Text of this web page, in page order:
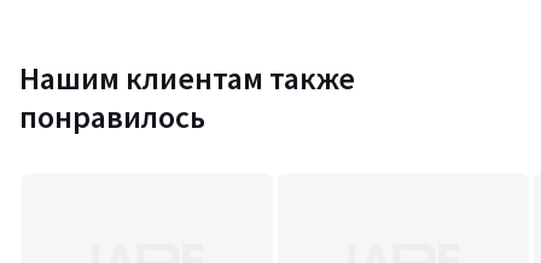
Нашим клиентам также
понравилось